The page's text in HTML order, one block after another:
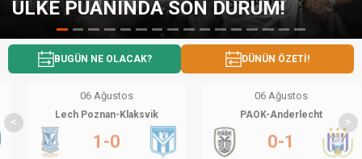
DURUM! GALATASARAY
BUGÜN NE OLACAK? DÜNÜN ÖZETİ!
<
06 Ağustos
Lech Poznan-Klaksvik
1-0
06 Ağustos
PAOK-Anderlecht
0-1
>